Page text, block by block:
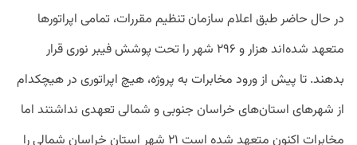
در حال حاضر طبق اعلام سازمان تنظیم مقررات، تمامی اپراتورها
متعهد شده‌اند هزار و ۲۹۶ شهر را تحت پوشش فیبر نوری قرار
بدهند. تا پیش از ورود مخابرات به پروژه، هیچ اپراتوری در هیچکدام
از شهرهای استان‌های خراسان جنوبی و شمالی تعهدی نداشتند اما
مخابرات اکنون متعهد شده است ۲۱ شهر استان خراسان شمالی را